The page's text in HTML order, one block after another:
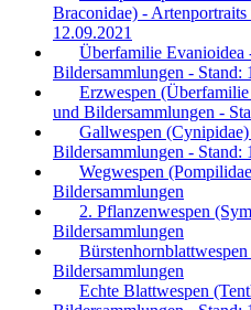
Braconidae) -
12.09.2021
Überfamilie Evanioidea
Bildersammlungen - Stand:
Erzwespen
und Bildersammlungen -
Gallwespen
Bildersammlungen - Stand:
Wegwespen
Bildersammlungen
2. Pflanzenwespen
Bildersammlungen
Bildersammlungen
Echte Blattwespen